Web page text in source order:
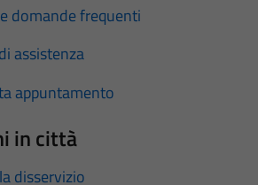
domande frequenti
assistenza
appuntamento
in città
disservizio